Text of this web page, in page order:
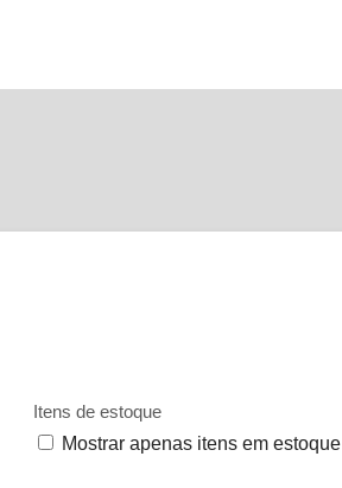
Itens de estoque
Mostrar apenas itens em estoque